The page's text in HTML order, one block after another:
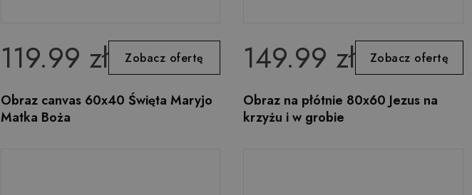
119.99 zł Zobacz ofertę
Obraz canvas 60x40 Święta Maryjo
Matka Boża
149.99 zł Zobacz ofertę
Obraz na płótnie 80x60 Jezus na
krzyżu i w grobie